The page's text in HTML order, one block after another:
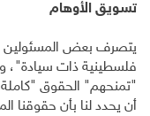
تسويق الأوهام
يتصرف بعض المسئولين
فلسطينية ذات سيادة"،
"تمنحهم" الحقوق
أن يحدد لنا بأن حقوقنا